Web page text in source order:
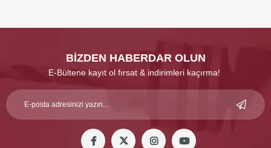
BİZDEN HABERDAR OLUN
E-Bültene kayıt ol fırsat & indirimleri kaçırma!